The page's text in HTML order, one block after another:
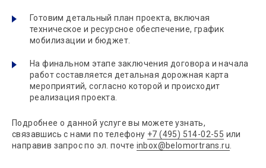
Готовим детальный план проекта, включая
техническое и ресурсное обеспечение, график
мобилизации и бюджет.
На финальном этапе заключения договора и начала
работ составляется детальная дорожная карта
мероприятий, согласно которой и происходит
реализация проекта.
Подробнее о данной услуге вы можете узнать,
связавшись с нами по телефону +7 (495) 514-02-55 или
направив запрос по эл. почте inbox@belomortrans.ru